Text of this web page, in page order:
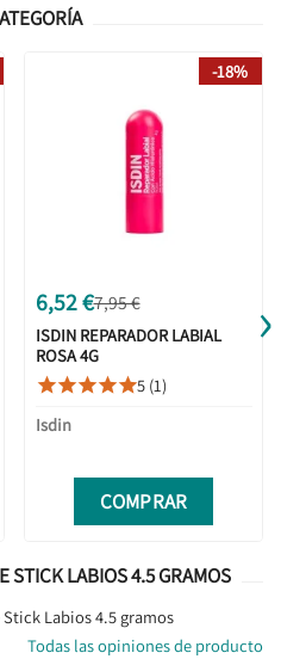
6,52 €7,95 €
ISDIN REPARADOR LABIAL
ROSA 4G
5 (1)
Isdin
COMPRAR
-18%
›
STICK LABIOS 4.5 GRAMOS
Labios 4.5 gramos
Todas las opiniones de producto